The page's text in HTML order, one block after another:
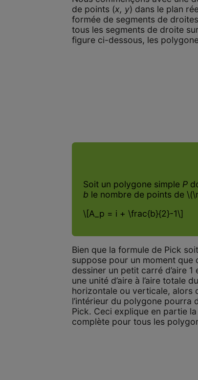
de points (x, y) dans le plan
formée de segments de
tous les segments de droite
figure ci-dessous, les
Soit un polygone simple P
b le nombre de points de
\[A_p = i + \frac{b}{2}-1\]
Bien que la formule de Pick
suppose pour un moment que
dessiner un petit carré d’aire
une unité d’aire à l’aire
horizontale ou verticale, alors
l’intérieur du polygone pourra
Pick. Ceci explique en partie
complète pour tous les